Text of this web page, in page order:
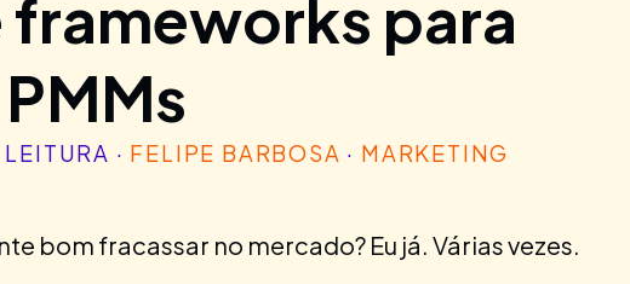
para
PMMs
· FELIPE BARBOSA · MARKETING
bom fracassar no mercado? Eu já. Várias vezes.